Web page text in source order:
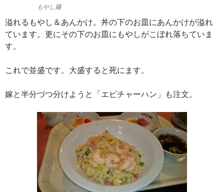
もやし麺
溢れるもやし＆あんかけ。丼の下のお皿にあんかけが溢れ
ています。更にその下のお皿にもやしがこぼれ落ちていま
す。
これで並盛です。大盛すると死にます。
嫁と半分づつ分けようと「エビチャーハン」も注文。